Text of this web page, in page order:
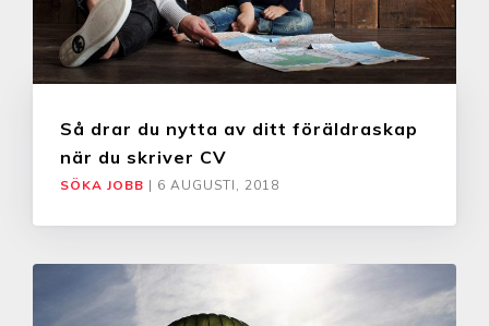
Så drar du nytta av ditt föräldraskap
när du skriver CV
SÖKA JOBB | 6 AUGUSTI, 2018